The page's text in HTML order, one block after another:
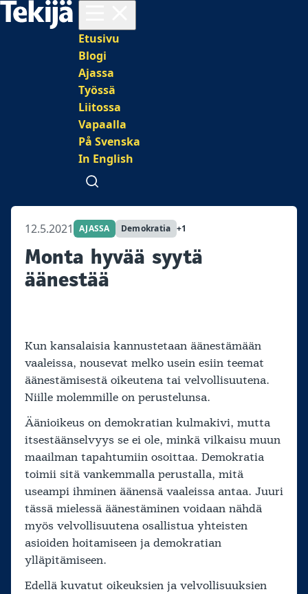
Päävalikko
Etusivu
Blogi
Ajassa
Työssä
Liitossa
Vapaalla
På Svenska
In English
Avaa haku
12.5.2021 AJASSA Demokratia +1
Monta hyvää syytä
äänestää
Kun kansalaisia kannustetaan äänestämään
vaaleissa, nousevat melko usein esiin teemat
äänestämisestä oikeutena tai velvollisuutena.
Niille molemmille on perustelunsa.
Äänioikeus on demokratian kulmakivi, mutta
itsestäänselvyys se ei ole, minkä vilkaisu muun
maailman tapahtumiin osoittaa. Demokratia
toimii sitä vankemmalla perustalla, mitä
useampi ihminen äänensä vaaleissa antaa. Juuri
tässä mielessä äänestäminen voidaan nähdä
myös velvollisuutena osallistua yhteisten
asioiden hoitamiseen ja demokratian
ylläpitämiseen.
Edellä kuvatut oikeuksien ja velvollisuuksien